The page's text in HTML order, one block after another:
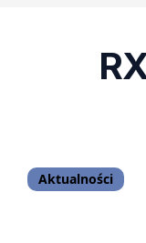
Aktualności